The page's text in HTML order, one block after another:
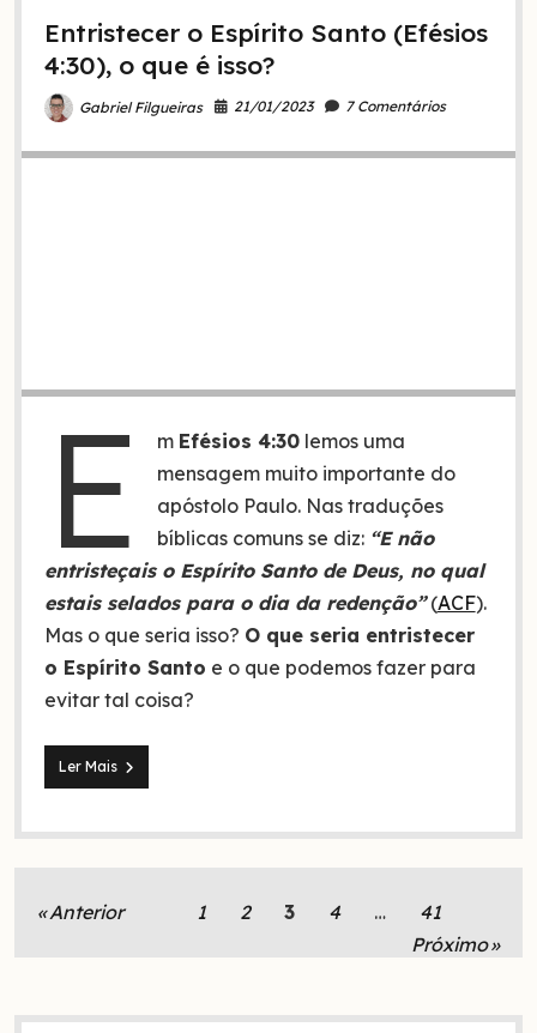
Cristo
Entristecer o Espírito Santo (Efésios
4:30), o que é isso?
Gabriel Filgueiras 21/01/2023 7 Comentários
E m Efésios 4:30 lemos uma
mensagem muito importante do
apóstolo Paulo. Nas traduções
bíblicas comuns se diz: “E não
entristeçais o Espírito Santo de Deus, no qual
estais selados para o dia da redenção”(ACF).
Mas o que seria isso? O que seria entristecer
o Espírito Santo e o que podemos fazer para
evitar tal coisa?
Ler MaisEntristecer
o
Santo
que
Paginação
Anterior 1 2 3 4 …
41
Próximo